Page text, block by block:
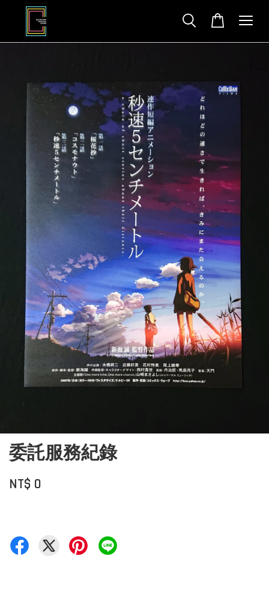
委託服務紀錄
NT$ 0